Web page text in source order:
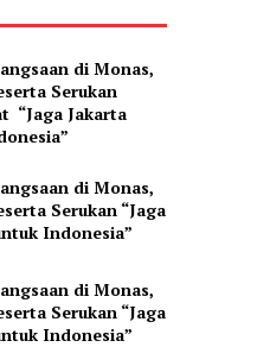
di Monas,
Serukan
“Jaga Jakarta
di Monas,
Serukan “Jaga
Indonesia”
di Monas,
Serukan “Jaga
Indonesia”